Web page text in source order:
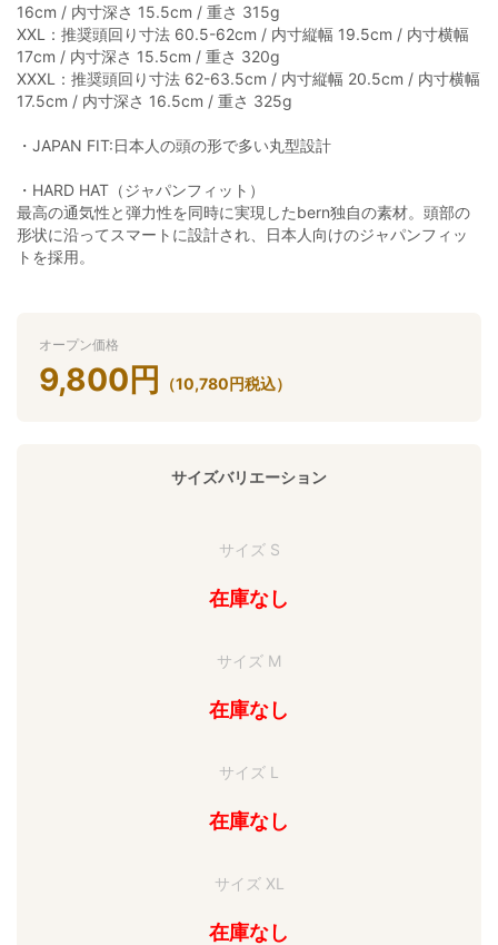
16cm / 内寸深さ 15.5cm / 重さ 315g
XXL：推奨頭回り寸法 60.5-62cm / 内寸縦幅 19.5cm / 内寸横幅
17cm / 内寸深さ 15.5cm / 重さ 320g
XXXL：推奨頭回り寸法 62-63.5cm / 内寸縦幅 20.5cm / 内寸横幅
17.5cm / 内寸深さ 16.5cm / 重さ 325g
・JAPAN FIT:日本人の頭の形で多い丸型設計
・HARD HAT（ジャパンフィット）
最高の通気性と弾力性を同時に実現したbern独自の素材。頭部の
形状に沿ってスマートに設計され、日本人向けのジャパンフィッ
トを採用。
オープン価格
9,800円 （10,780円税込）
サイズバリエーション
サイズ S
在庫なし
サイズ M
在庫なし
サイズ L
在庫なし
サイズ XL
在庫なし